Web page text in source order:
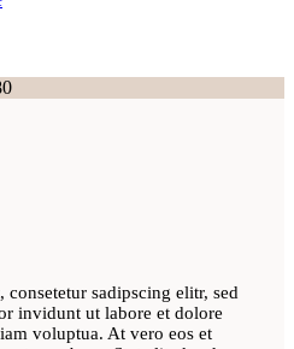
sadipscing elitr, sed
invidunt ut labore et dolore
voluptua. At vero eos et